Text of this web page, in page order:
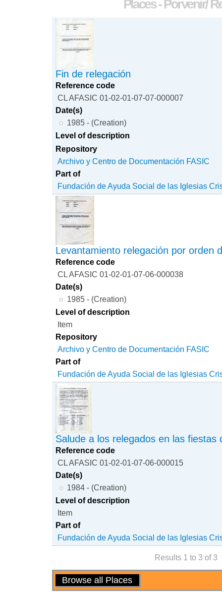
Places - Porvenir/
Fin de relegación
Reference code
CL AFASIC 01-02-01-07-07-000007
Date(s)
1985 - (Creation)
Level of description
Repository
Archivo y Centro de Documentación FASIC
Part of
Fundación de Ayuda Social de las Iglesias
Levantamiento relegación por orden
Reference code
CL AFASIC 01-02-01-07-06-000038
Date(s)
1985 - (Creation)
Level of description
Item
Repository
Archivo y Centro de Documentación FASIC
Part of
Fundación de Ayuda Social de las Iglesias
Salude a los relegados en las fiestas
Reference code
CL AFASIC 01-02-01-07-06-000015
Date(s)
1984 - (Creation)
Level of description
Item
Part of
Fundación de Ayuda Social de las Iglesias
Results 1 to 3 of 3
Actions
Browse all Places